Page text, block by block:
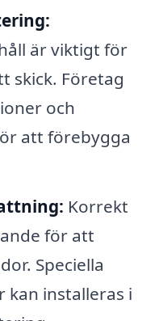
är viktigt för
skick. Företag
och
att förebygga
Korrekt
för att
Speciella
kan installeras i